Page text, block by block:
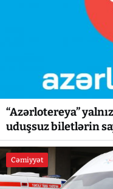
“Azərlotereya”
uduşsuz biletlərin
Cəmiyyət